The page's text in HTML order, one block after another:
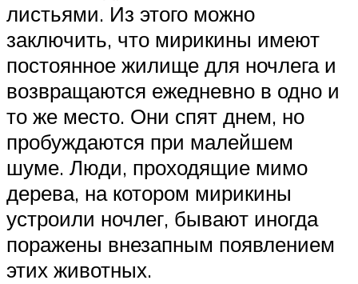
листьями. Из этого можно
заключить, что мирикины имеют
постоянное жилище для ночлега и
возвращаются ежедневно в одно и
то же место. Они спят днем, но
пробуждаются при малейшем
шуме. Люди, проходящие мимо
дерева, на котором мирикины
устроили ночлег, бывают иногда
поражены внезапным появлением
этих животных.